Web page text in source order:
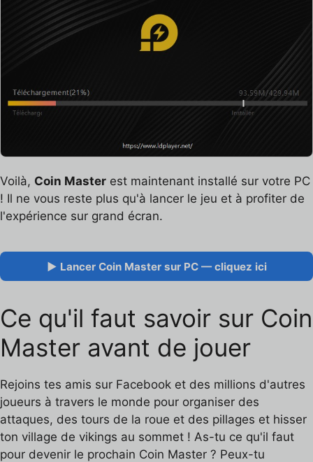
Voilà, Coin Master est maintenant installé sur votre PC
! Il ne vous reste plus qu'à lancer le jeu et à profiter de
l'expérience sur grand écran.
▶ Lancer Coin Master sur PC — cliquez ici
Ce qu'il faut savoir sur Coin
Master avant de jouer
Rejoins tes amis sur Facebook et des millions d'autres
joueurs à travers le monde pour organiser des
attaques, des tours de la roue et des pillages et hisser
ton village de vikings au sommet ! As-tu ce qu'il faut
pour devenir le prochain Coin Master ? Peux-tu